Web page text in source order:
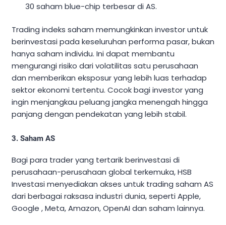
30 saham blue-chip terbesar di AS.
Trading indeks saham memungkinkan investor untuk
berinvestasi pada keseluruhan performa pasar, bukan
hanya saham individu. Ini dapat membantu
mengurangi risiko dari volatilitas satu perusahaan
dan memberikan eksposur yang lebih luas terhadap
sektor ekonomi tertentu. Cocok bagi investor yang
ingin menjangkau peluang jangka menengah hingga
panjang dengan pendekatan yang lebih stabil.
3. Saham AS
Bagi para trader yang tertarik berinvestasi di
perusahaan-perusahaan global terkemuka, HSB
Investasi menyediakan akses untuk trading saham AS
dari berbagai raksasa industri dunia, seperti Apple,
Google , Meta, Amazon, OpenAI dan saham lainnya.